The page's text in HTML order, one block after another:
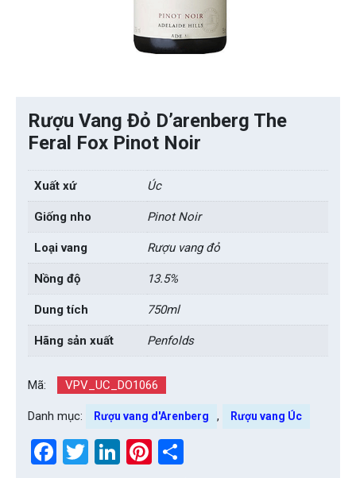
Rượu Vang Đỏ D’arenberg The
Feral Fox Pinot Noir
Xuất xứ Úc
Giống nho Pinot Noir
Loại vang Rượu vang đỏ
Nồng độ 13.5%
Dung tích 750ml
Hãng sản xuất Penfolds
Mã: VPV_UC_DO1066
Danh mục: Rượu vang d'Arenberg , Rượu vang Úc
Facebook
Twitter
LinkedIn
Pinterest